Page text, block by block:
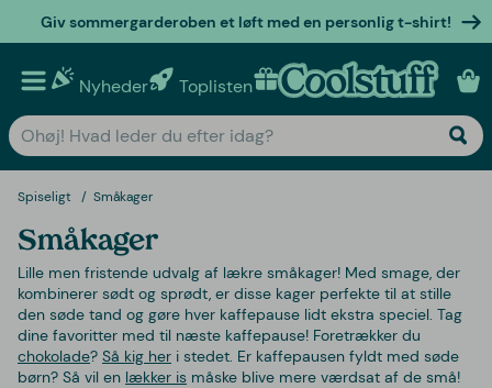
Giv sommergarderoben et løft med en personlig t-shirt!
Nyheder Toplisten Personlige gaver
Spiseligt Småkager
Småkager
Lille men fristende udvalg af lækre småkager! Med smage, der
kombinerer sødt og sprødt, er disse kager perfekte til at stille
den søde tand og gøre hver kaffepause lidt ekstra speciel. Tag
dine favoritter med til næste kaffepause! Foretrækker du
chokolade? Så kig her i stedet. Er kaffepausen fyldt med søde
børn? Så vil en lækker is måske blive mere værdsat af de små!